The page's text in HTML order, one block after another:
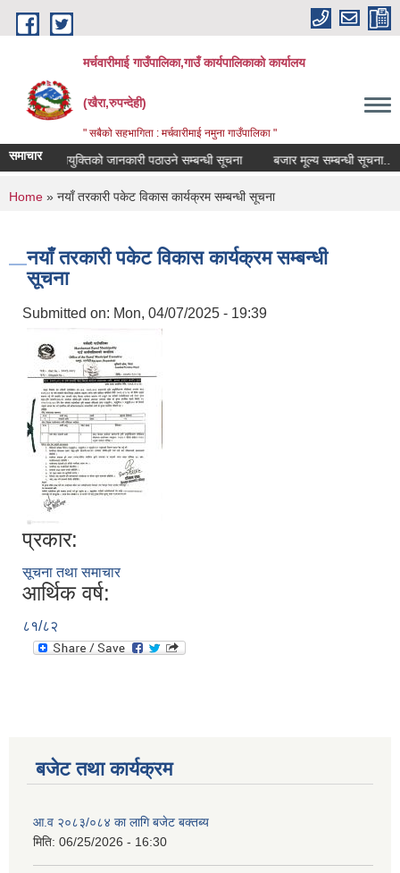
Skip to main content
मर्चवारीमाई गाउँपालिका,गाउँ कार्यपालिकाको कार्यालय
(खैरा,रुपन्देही)
" सबैको सहभागिता : मर्चवारीमाई नमुना गाउँपालिका "
समाचार
परीक्षक नियुक्तिको जानकारी पठाउने सम्बन्धी सूचना बजार मूल्य सम्बन्धी सूचना..
You are here
Home » नयाँ तरकारी पकेट विकास कार्यक्रम सम्बन्धी सूचना
नयाँ तरकारी पकेट विकास कार्यक्रम सम्बन्धी
सूचना
Submitted on: Mon, 04/07/2025 - 19:39
प्रकार:
सूचना तथा समाचार
आर्थिक वर्ष:
८१/८२
बजेट तथा कार्यक्रम
आ.व २०८३/०८४ का लागि बजेट बक्तब्य
मिति: 06/25/2026 - 16:30